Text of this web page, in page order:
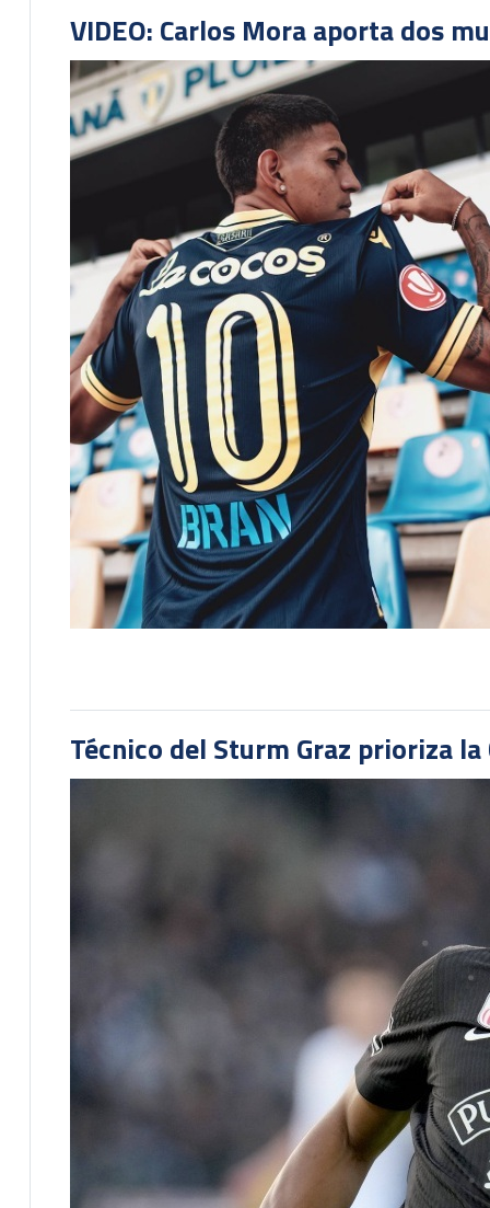
VIDEO: Carlos Mora aporta dos
Técnico del Sturm Graz prioriza